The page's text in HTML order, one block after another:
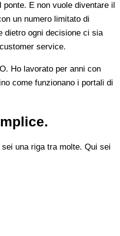
E non vuole diventare il
un numero limitato di
dietro ogni decisione ci sia
service.
Ho lavorato per anni con
come funzionano i portali di
una riga tra molte. Qui sei